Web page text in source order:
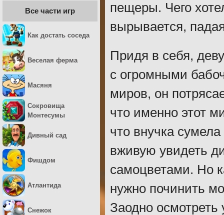
пещеры. Чего
вырывается,
Придя в себя,
с огромными
миров, он
что именно этот
что внучка
вживую увидеть
самоцветами. Но
нужно починить
Заодно
Все части игр
Как достать соседа
Веселая ферма
Масяня
Сокровища
Монтесумы
Дивный сад
Фишдом
Атлантида
Снежок